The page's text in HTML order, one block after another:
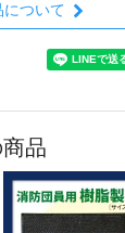
について
品